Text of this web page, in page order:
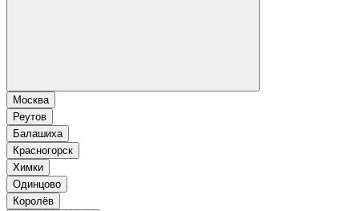
Москва
Реутов
Балашиха
Красногорск
Химки
Одинцово
Королёв